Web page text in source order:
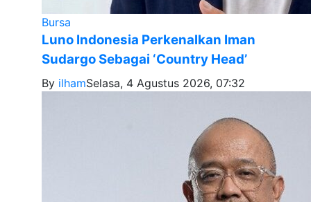
Bursa
Luno Indonesia Perkenalkan Iman
Sudargo Sebagai ‘Country Head’
By ilhamSelasa, 4 Agustus 2026, 07:32